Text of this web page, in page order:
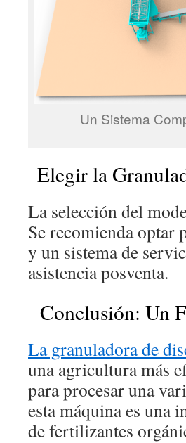
Un Sistema
Elegir la
La selección del
Se recomienda optar
y un sistema de
asistencia posventa.
Conclusión: Un
La granuladora de
una agricultura más
para procesar una
esta máquina es una
de fertilizantes